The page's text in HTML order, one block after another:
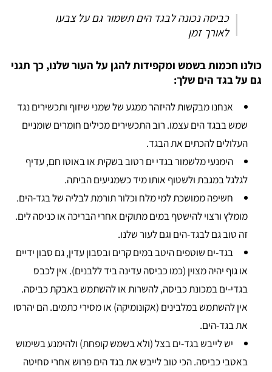
כביסה נכונה לבגד הים תשמור גם על צבעו
לאורך זמן
כולנו חכמות בשמש ומקפידות להגן על העור שלנו, כך תגני
גם על בגד הים שלך:
אנחנו מבקשות להיזהר ממגע של שמני שיזוף ותכשירים נגד
שמש בבגד הים עצמו. רוב התכשירים מכילים חומרים שומניים
העלולים להכתים את הבגד.
הימנעי מלשמור בגדי ים רטוב בשקית או באוטו חם, עדיף
לגלגל במגבת ולשטוף אותו מיד כשמגיעים הביתה.
חשיפה ממושכת למי מלח וכלור תורמת לבליה של בגד-הים.
מומלץ ורצוי להישטף במים מתוקים אחרי הבריכה או כניסה לים.
זה טוב גם לבגד-הים וגם לעור שלנו.
בגד-ים שוטפים היטב במים קרים ובסבון עדין, גם סבון ידיים
או גוף יהיה מצוין (כמו כביסה עדינה ביד ללבנים). אין לכבס
בגדי-ים במכונת כביסה, להשרות או להשתמש באבקת כביסה.
אין להשתמש במלבינים (אקונומיקה) או מסירי כתמים. הם יהרסו
את בגד-הים.
יש לייבש בגד-ים בצל (ולא בשמש קופחת) ולהימנע בשימוש
באטבי כביסה. הכי טוב לייבש את בגד הים פרוש אחרי סחיטה